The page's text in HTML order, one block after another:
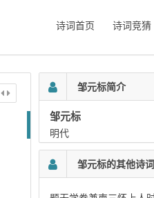
诗词首页 诗词竞猜
邹元标简介
邹元标
明代
邹元标的其他诗词